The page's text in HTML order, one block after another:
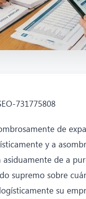
731775808
de
y a
de a
supremo sobre
su